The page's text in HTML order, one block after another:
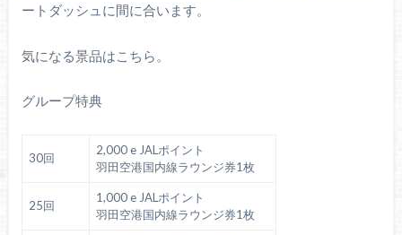
ートダッシュに間に合います。
気になる景品はこちら。
グループ特典
30回
2,000 e JALポイント
羽田空港国内線ラウンジ券1枚
25回
1,000 e JALポイント
羽田空港国内線ラウンジ券1枚